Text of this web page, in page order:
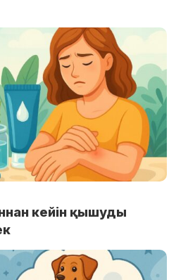
кейін қышуды